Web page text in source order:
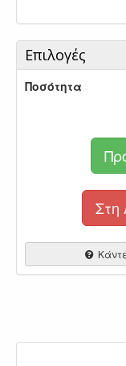
Επιλογές
Ποσότητα
Κάντε